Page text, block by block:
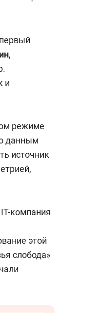
,
и
режиме
данным
источник
компания
этой
слобода»